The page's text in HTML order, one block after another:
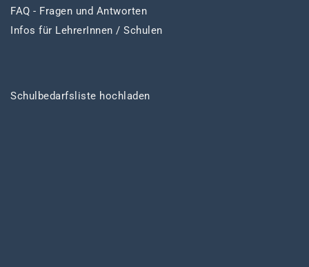
FAQ - Fragen und Antworten
Infos für LehrerInnen / Schulen
Schulbedarfsliste hochladen